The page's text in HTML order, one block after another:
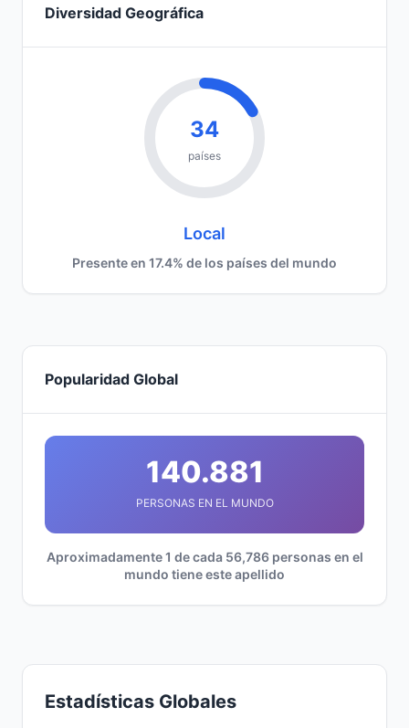
Diversidad Geográfica
34
países
Local
Presente en 17.4% de los países del mundo
Popularidad Global
140.881
PERSONAS EN EL MUNDO
Aproximadamente 1 de cada 56,786 personas en el
mundo tiene este apellido
Estadísticas Globales